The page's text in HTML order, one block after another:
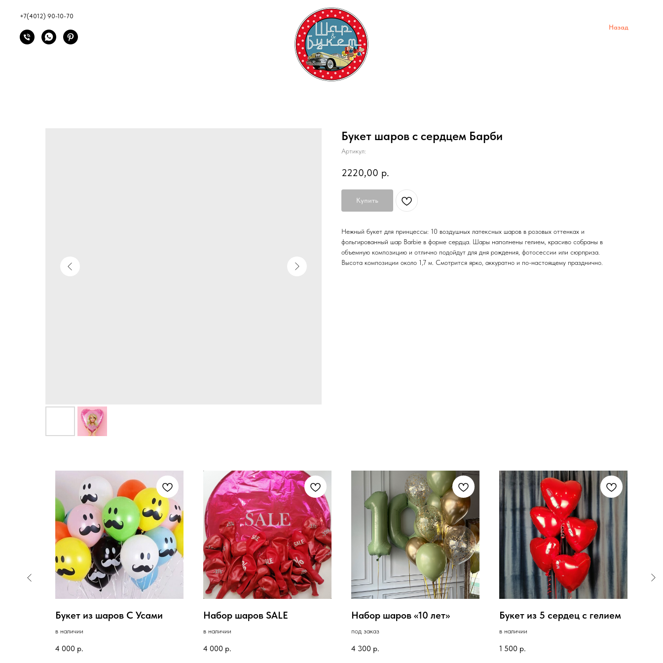
+7(4012) 90-10-70
Назад
Букет шаров с сердцем Барби
Артикул:
2220,00 р.
Купить
Нежный букет для принцессы: 10 воздушных латексных шаров в розовых оттенках и
фольгированный шар Barbie в форме сердца. Шары наполнены гелием, красиво собраны в
объемную композицию и отлично подойдут для дня рождения, фотосессии или сюрприза.
Высота композиции около 1,7 м. Смотрится ярко, аккуратно и по-настоящему празднично.
Букет из шаров С Усами
в наличии
4 000 р.
Набор шаров SALE
в наличии
4 000 р.
Набор шаров «10 лет»
под заказ
4 300 р.
Букет из 5 сердец с гелием
в наличии
1 500 р.